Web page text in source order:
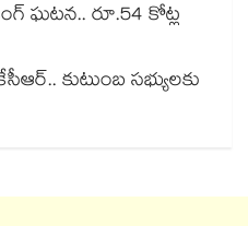
ఘటన.. రూ.54 కోట్ల
కుటుంబ సభ్యులకు